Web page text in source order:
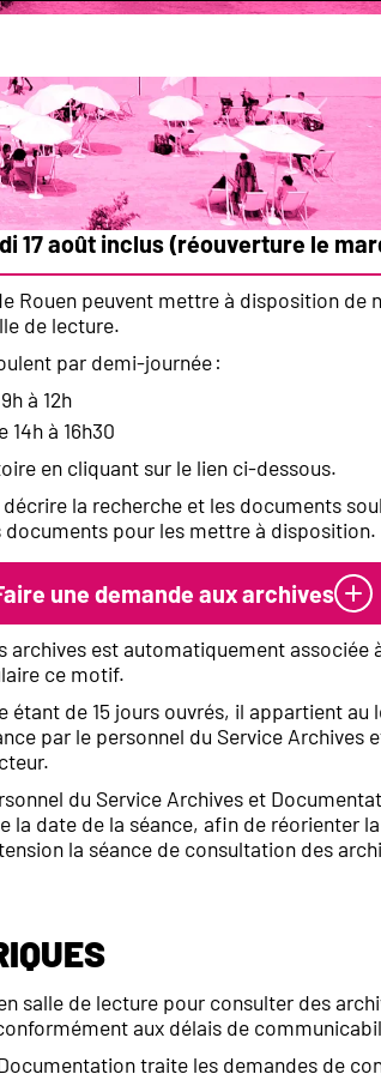
archives municipales
de lecture des Archives
17 août inclus (réouverture le
Rouen peuvent mettre à disposition
de lecture.
par demi-journée :
à 12h
à 16h30
en cliquant sur le lien ci-dessous.
la recherche et les documents
pour les mettre à disposition.
une demande aux archives
archives est automatiquement
ce motif.
de 15 jours ouvrés, il appartient au
par le personnel du Service Archives
du Service Archives et
la date de la séance, afin de réorienter
la séance de consultation des
salle de lecture pour consulter des
aux délais de
traite les demandes de